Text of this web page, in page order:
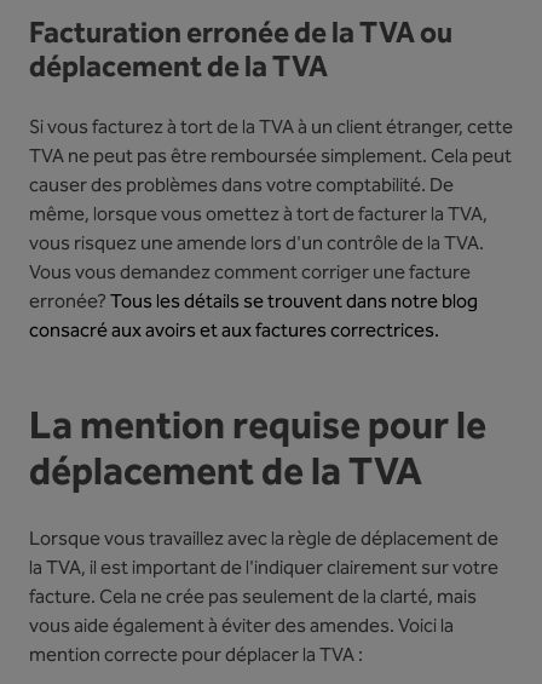
Facturation erronée de la TVA ou
déplacement de la TVA
Si vous facturez à tort de la TVA à un client étranger, cette
TVA ne peut pas être remboursée simplement. Cela peut
causer des problèmes dans votre comptabilité. De
même, lorsque vous omettez à tort de facturer la TVA,
vous risquez une amende lors d'un contrôle de la TVA.
Vous vous demandez comment corriger une facture
erronée?Tous les détails se trouvent dans notre blog
consacré aux avoirs et aux factures correctrices.
La mention requise pour le
déplacement de la TVA
Lorsque vous travaillez avec la règle de déplacement de
la TVA, il est important de l'indiquer clairement sur votre
facture. Cela ne crée pas seulement de la clarté, mais
vous aide également à éviter des amendes. Voici la
mention correcte pour déplacer la TVA :